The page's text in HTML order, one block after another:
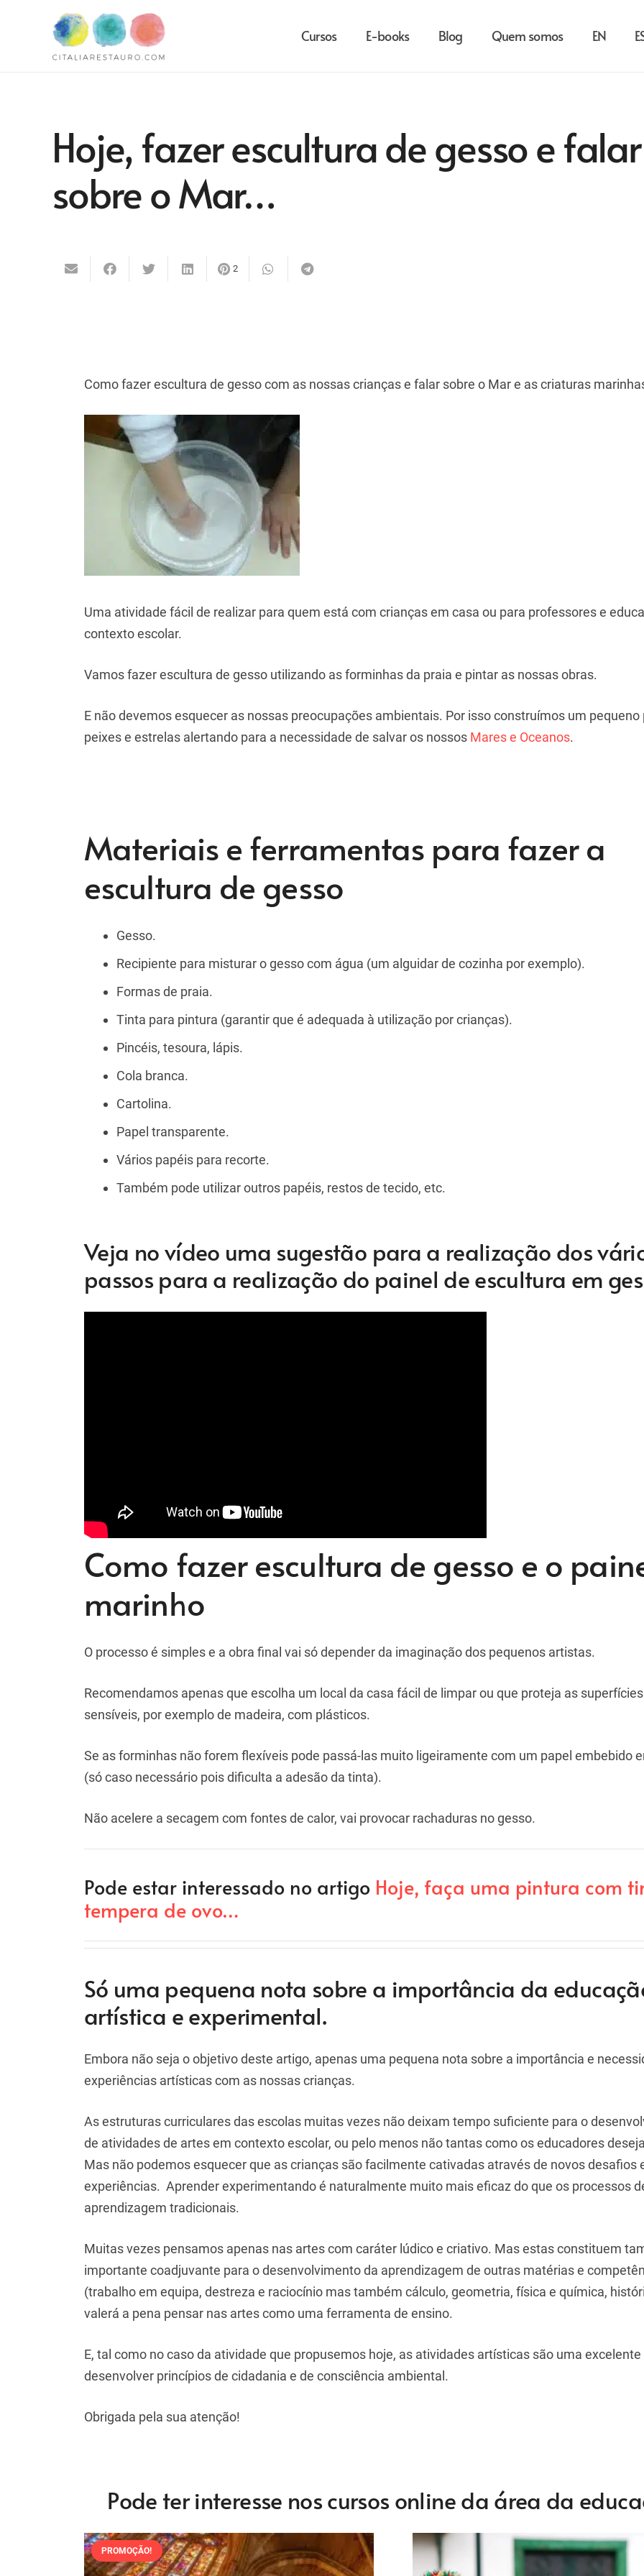
Cursos E-books Blog Quem somos EN
Hoje, fazer escultura de gesso e falar
sobre o Mar…
2
Como fazer escultura de gesso com as nossas crianças e falar sobre o Mar e as criaturas
Uma atividade fácil de realizar para quem está com crianças em casa ou para professores e
contexto escolar.
Vamos fazer escultura de gesso utilizando as forminhas da praia e pintar as nossas obras.
E não devemos esquecer as nossas preocupações ambientais. Por isso construímos um pequeno
peixes e estrelas alertando para a necessidade de salvar os nossos Mares e Oceanos.
Materiais e ferramentas para fazer a
escultura de gesso
Gesso.
Recipiente para misturar o gesso com água (um alguidar de cozinha por exemplo).
Formas de praia.
Tinta para pintura (garantir que é adequada à utilização por crianças).
Pincéis, tesoura, lápis.
Cola branca.
Cartolina.
Papel transparente.
Vários papéis para recorte.
Também pode utilizar outros papéis, restos de tecido, etc.
Veja no vídeo uma sugestão para a realização dos
passos para a realização do painel de escultura em
Como fazer escultura de gesso e o
marinho
O processo é simples e a obra final vai só depender da imaginação dos pequenos artistas.
Recomendamos apenas que escolha um local da casa fácil de limpar ou que proteja as
sensíveis, por exemplo de madeira, com plásticos.
Se as forminhas não forem flexíveis pode passá-las muito ligeiramente com um papel embebido
(só caso necessário pois dificulta a adesão da tinta).
Não acelere a secagem com fontes de calor, vai provocar rachaduras no gesso.
Pode estar interessado no artigo Hoje, faça uma pintura com
tempera de ovo…
Só uma pequena nota sobre a importância da
artística e experimental.
Embora não seja o objetivo deste artigo, apenas uma pequena nota sobre a importância e
experiências artísticas com as nossas crianças.
As estruturas curriculares das escolas muitas vezes não deixam tempo suficiente para o
de atividades de artes em contexto escolar, ou pelo menos não tantas como os educadores
Mas não podemos esquecer que as crianças são facilmente cativadas através de novos desafios
experiências. Aprender experimentando é naturalmente muito mais eficaz do que os processos
aprendizagem tradicionais.
Muitas vezes pensamos apenas nas artes com caráter lúdico e criativo. Mas estas constituem
importante coadjuvante para o desenvolvimento da aprendizagem de outras matérias e
(trabalho em equipa, destreza e raciocínio mas também cálculo, geometria, física e química,
valerá a pena pensar nas artes como uma ferramenta de ensino.
E, tal como no caso da atividade que propusemos hoje, as atividades artísticas são uma
desenvolver princípios de cidadania e de consciência ambiental.
Obrigada pela sua atenção!
Pode ter interesse nos cursos online da área da
PROMOÇÃO!